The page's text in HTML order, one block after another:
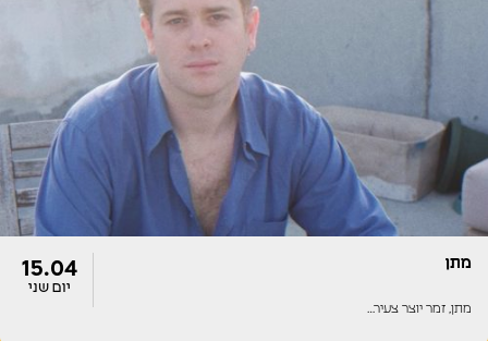
20:00
הופעה
20:00
מתן
מתן, זמר יוצר צעיר…
15.04
יום שני